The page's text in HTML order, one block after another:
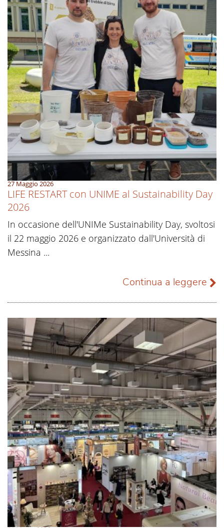
27 Maggio 2026
LIFE RESTART con UNIME al Sustainability Day
2026
In occasione dell'UNIMe Sustainability Day, svoltosi
il 22 maggio 2026 e organizzato dall'Università di
Messina ...
Continua a leggere